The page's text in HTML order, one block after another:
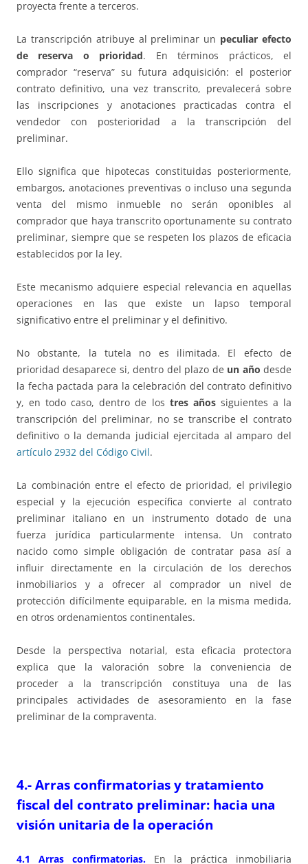
proyecta frente a terceros.
La transcripción atribuye al preliminar un peculiar efecto
de reserva o prioridad. En términos prácticos, el
comprador “reserva” su futura adquisición: el posterior
contrato definitivo, una vez transcrito, prevalecerá sobre
las inscripciones y anotaciones practicadas contra el
vendedor con posterioridad a la transcripción del
preliminar.
Ello significa que hipotecas constituidas posteriormente,
embargos, anotaciones preventivas o incluso una segunda
venta del mismo inmueble no serán oponibles al
comprador que haya transcrito oportunamente su contrato
preliminar, siempre que se respeten los plazos de eficacia
establecidos por la ley.
Este mecanismo adquiere especial relevancia en aquellas
operaciones en las que existe un lapso temporal
significativo entre el preliminar y el definitivo.
No obstante, la tutela no es ilimitada. El efecto de
prioridad desaparece si, dentro del plazo de un año desde
la fecha pactada para la celebración del contrato definitivo
y, en todo caso, dentro de los tres añossiguientes a la
transcripción del preliminar, no se transcribe el contrato
definitivo o la demanda judicial ejercitada al amparo del
artículo 2932 del Código Civil.
La combinación entre el efecto de prioridad, el privilegio
especial y la ejecución específica convierte al contrato
preliminar italiano en un instrumento dotado de una
fuerza jurídica particularmente intensa. Un contrato
nacido como simple obligación de contratar pasa así a
influir directamente en la circulación de los derechos
inmobiliarios y a ofrecer al comprador un nivel de
protección difícilmente equiparable, en la misma medida,
en otros ordenamientos continentales.
Desde la perspectiva notarial, esta eficacia protectora
explica que la valoración sobre la conveniencia de
proceder a la transcripción constituya una de las
principales actividades de asesoramiento en la fase
preliminar de la compraventa.
4.- Arras confirmatorias y tratamiento
fiscal del contrato preliminar: hacia una
visión unitaria de la operación
4.1 Arras confirmatorias. En la práctica inmobiliaria